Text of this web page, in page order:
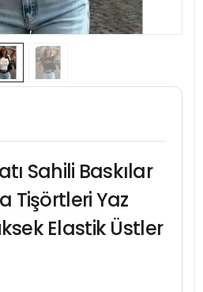
Sahili Baskılar
Tişörtleri Yaz
Elastik Üstler